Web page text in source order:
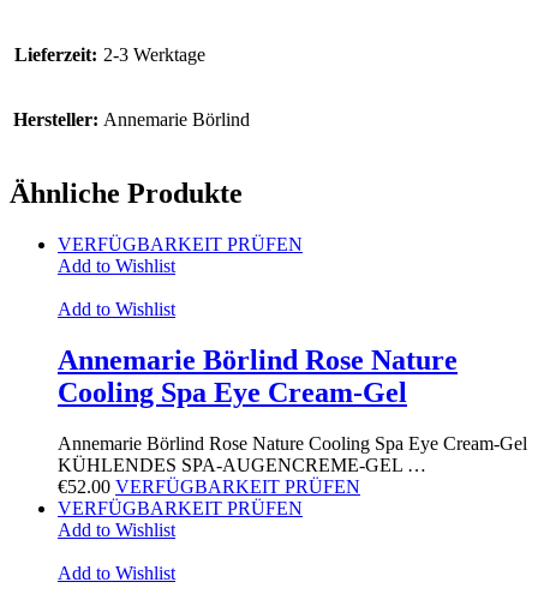
Lieferzeit: 2-3 Werktage
Hersteller: Annemarie Börlind
Ähnliche Produkte
VERFÜGBARKEIT PRÜFEN
Add to Wishlist
Add to Wishlist
Annemarie Börlind Rose Nature
Cooling Spa Eye Cream-Gel
Annemarie Börlind Rose Nature Cooling Spa Eye Cream-Gel
KÜHLENDES SPA-AUGENCREME-GEL …
€52.00 VERFÜGBARKEIT PRÜFEN
VERFÜGBARKEIT PRÜFEN
Add to Wishlist
Add to Wishlist